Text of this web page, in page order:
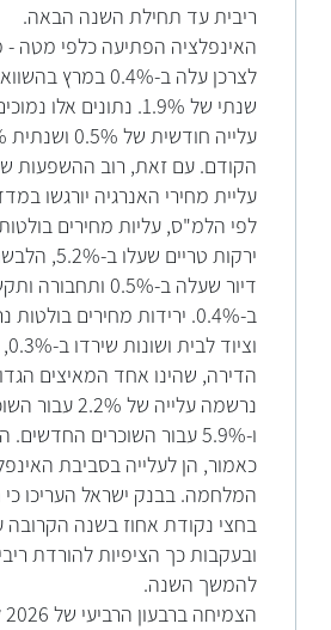
ריבית עד תחילת השנה הבאה.
האינפלציה הפתיעה כלפי מטה
לצרכן עלה ב-0.4%
שנתי של 1.9%. נתונים
הקודם. עם זאת, רוב ההשפעות
עליית מחירי האנרגיה יורגשו
לפי הלמ"ס, עליות מחירים
דיור שעלה ב-0.5%
ב-0.4%. ירידות מחירים
הדירה, שהינו אחד המאיצים
נרשמה עלייה
ו-5.9% עבור השוכרים
כאמור, הן לעלייה בסביבת
המלחמה. בבנק ישראל העריכו
בחצי נקודת אחוז בשנה
ובעקבות כך הציפיות להורדת
להמשך השנה.